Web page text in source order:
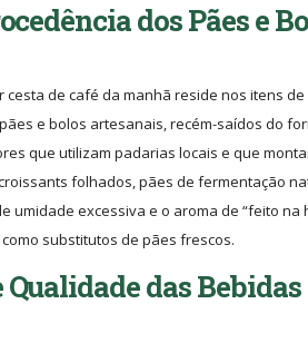
dos Pães e
cesta de café da manhã reside nos itens
e bolos artesanais, recém-saídos do
que utilizam padarias locais e que
folhados, pães de fermentação
umidade excessiva e o aroma de “feito
substitutos de pães frescos.
das Bebidas